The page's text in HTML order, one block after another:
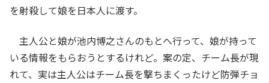
を射殺して娘を日本人に渡す。
主人公と娘が池内博之さんのもとへ行って、娘が持って
いる情報をもらおうとするけれど。案の定、チーム長が現
れて、実は主人公はチーム長を撃ちまくったけど防弾チョ